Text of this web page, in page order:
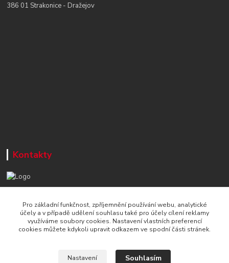
386 01 Strakonice - Dražejov
Kontakty
Po-Čt, 8-16 hod./ Pá 8-13 hod.
info@naradi-stetka.cz
Pro základní funkčnost, zpříjemnění používání webu, analytické
účely a v případě udělení souhlasu také pro účely cílení reklamy
využíváme soubory cookies. Nastavení vlastních preferencí
cookies můžete kdykoli upravit odkazem ve spodní části stránek.
Nastavení Souhlasím